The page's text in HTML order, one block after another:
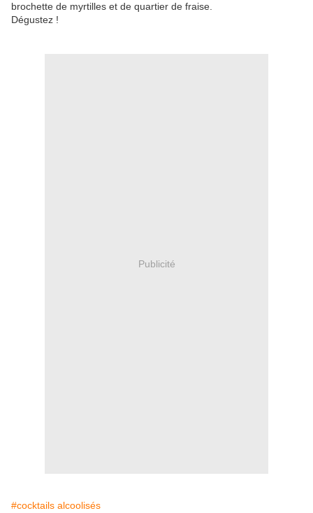
brochette de myrtilles et de quartier de fraise.
Dégustez !
Publicité
#cocktails alcoolisés